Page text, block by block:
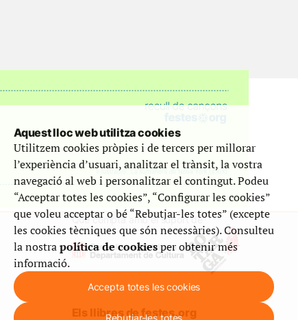
Que compta amb el suport de
Els llibres de festes.org
Aquest lloc web utilitza cookies
Utilitzem cookies pròpies i de tercers per millorar
l’experiència d’usuari, analitzar el trànsit, la vostra
navegació al web i personalitzar el contingut. Podeu
“Acceptar totes les cookies”, “Configurar les cookies”
que voleu acceptar o bé “Rebutjar-les totes” (excepte
les cookies tècniques que són necessàries). Consulteu
la nostrapolítica de cookiesper obtenir més
informació.
Accepta totes les cookies
Rebutjar-les totes